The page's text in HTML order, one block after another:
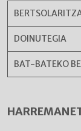
DOINUTEGIA
BAT-BATEKO